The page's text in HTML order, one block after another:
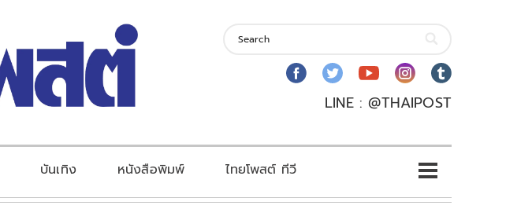
LINE : @THAIPOST
บันเทิง หนังสือพิมพ์ ไทยโพสต์ ทีวี